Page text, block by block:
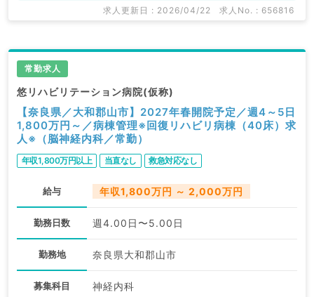
求人更新日 : 2026/04/22 求人No. : 656816
常勤求人
悠リハビリテーション病院(仮称)
【奈良県／大和郡山市】2027年春開院予定／週4～5日
1,800万円～／病棟管理※回復リハビリ病棟（40床）求
人※（脳神経内科／常勤）
年収1,800万円以上 当直なし 救急対応なし
給与 年収1,800万円 ～ 2,000万円
勤務日数 週4.00日〜5.00日
勤務地 奈良県大和郡山市
募集科目 神経内科